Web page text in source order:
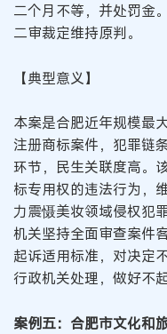
二个月不等，并处罚金
二审裁定维持原判。
【典型意义】
本案是合肥近年规模最
注册商标案件，犯罪链
环节，民生关联度高。
标专用权的违法行为，
力震慑美妆领域侵权犯
机关坚持全面审查案件
起诉适用标准，对决定
行政机关处理，做好不
案例五：合肥市文化和